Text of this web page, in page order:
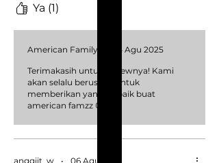
Ya (1)
American Family 14 Agu 2025
Terimakasih untuk reviewnya! Kami
akan selalu berusaha untuk
memberikan yang terbaik buat
american famzz 😍
anggiit_w • 06 Agu 2025